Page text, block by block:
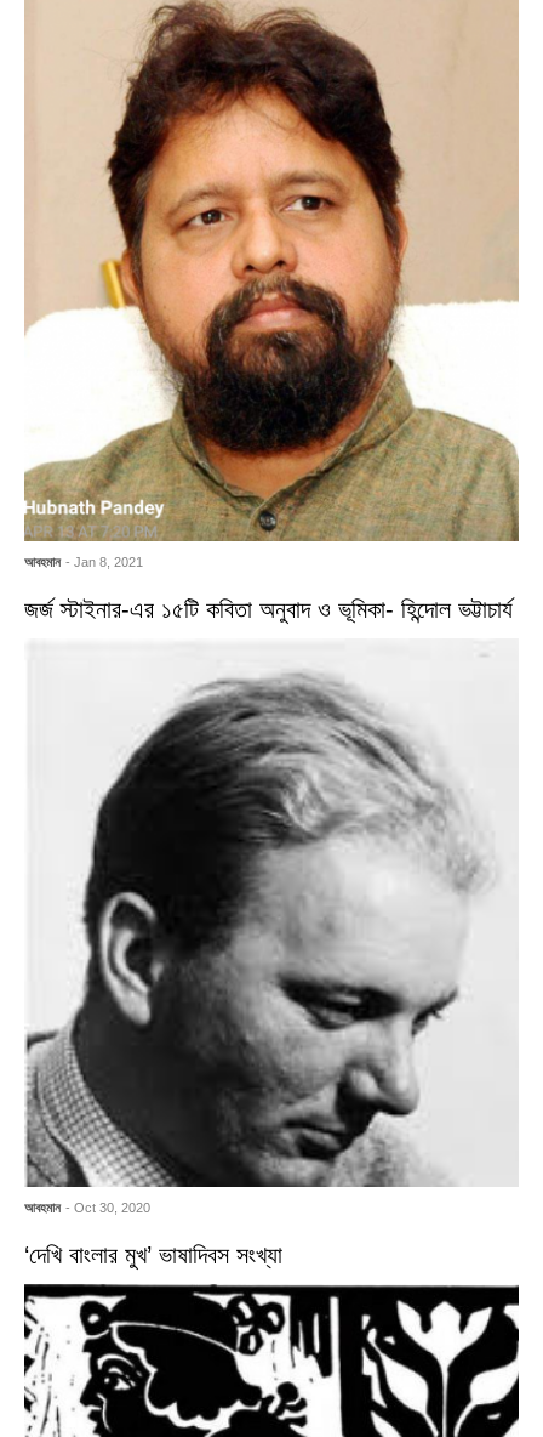
আবহমান - Jan 8, 2021
জর্জ স্টাইনার-এর ১৫টি কবিতা অনুবাদ ও ভূমিকা- হিন্দোল ভট্টাচার্য
আবহমান - Oct 30, 2020
‘দেখি বাংলার মুখ’ ভাষাদিবস সংখ্যা